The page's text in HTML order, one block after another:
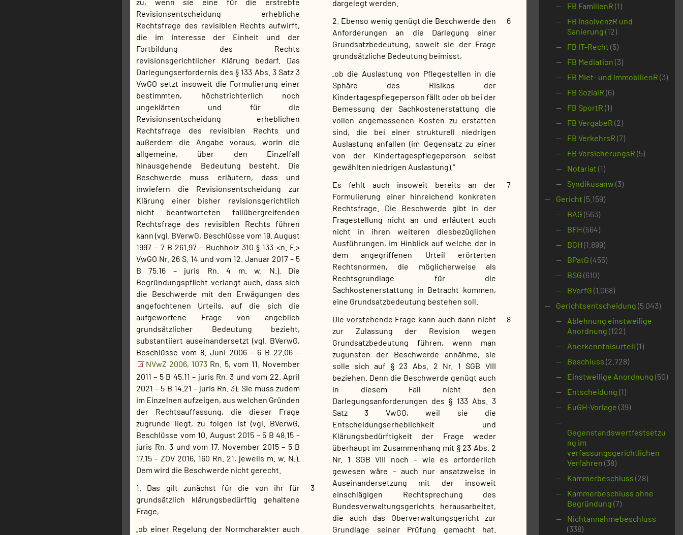
zu, wenn sie eine für die erstrebte
Revisionsentscheidung erhebliche
Rechtsfrage des revisiblen Rechts aufwirft,
die im Interesse der Einheit und der
Fortbildung des Rechts
revisionsgerichtlicher Klärung bedarf. Das
Darlegungserfordernis des § 133 Abs. 3 Satz 3
VwGO setzt insoweit die Formulierung einer
bestimmten, höchstrichterlich noch
ungeklärten und für die
Revisionsentscheidung erheblichen
Rechtsfrage des revisiblen Rechts und
außerdem die Angabe voraus, worin die
allgemeine, über den Einzelfall
hinausgehende Bedeutung besteht. Die
Beschwerde muss erläutern, dass und
inwiefern die Revisionsentscheidung zur
Klärung einer bisher revisionsgerichtlich
nicht beantworteten fallübergreifenden
Rechtsfrage des revisiblen Rechts führen
kann (vgl. BVerwG, Beschlüsse vom 19. August
1997 – 7 B 261.97 – Buchholz 310 § 133 <n. F.>
VwGO Nr. 26 S. 14 und vom 12. Januar 2017 – 5
B 75.16 – juris Rn. 4 m. w. N.). Die
Begründungspflicht verlangt auch, dass sich
die Beschwerde mit den Erwägungen des
angefochtenen Urteils, auf die sich die
aufgeworfene Frage von angeblich
grundsätzlicher Bedeutung bezieht,
substantiiert auseinandersetzt (vgl. BVerwG,
Beschlüsse vom 8. Juni 2006 – 6 B 22.06 –
NVwZ 2006, 1073 Rn. 5, vom 11. November
2011 – 5 B 45.11 – juris Rn. 3 und vom 22. April
2021 – 5 B 14.21 – juris Rn. 3). Sie muss zudem
im Einzelnen aufzeigen, aus welchen Gründen
der Rechtsauffassung, die dieser Frage
zugrunde liegt, zu folgen ist (vgl. BVerwG,
Beschlüsse vom 10. August 2015 – 5 B 48.15 –
juris Rn. 3 und vom 17. November 2015 – 5 B
17.15 – ZOV 2016, 160 Rn. 21, jeweils m. w. N.).
Dem wird die Beschwerde nicht gerecht.
3
1. Das gilt zunächst für die von ihr für
grundsätzlich klärungsbedürftig gehaltene
Frage,
„ob einer Regelung der Normcharakter auch
dargelegt werden.
6
2. Ebenso wenig genügt die Beschwerde den
Anforderungen an die Darlegung einer
Grundsatzbedeutung, soweit sie der Frage
grundsätzliche Bedeutung beimisst,
„ob die Auslastung von Pflegestellen in die
Sphäre des Risikos der
Kindertagespflegeperson fällt oder ob bei der
Bemessung der Sachkostenerstattung die
vollen angemessenen Kosten zu erstatten
sind, die bei einer strukturell niedrigen
Auslastung anfallen (im Gegensatz zu einer
von der Kindertagespflegeperson selbst
gewählten niedrigen Auslastung).“
7
Es fehlt auch insoweit bereits an der
Formulierung einer hinreichend konkreten
Rechtsfrage. Die Beschwerde gibt in der
Fragestellung nicht an und erläutert auch
nicht in ihren weiteren diesbezüglichen
Ausführungen, im Hinblick auf welche der in
dem angegriffenen Urteil erörterten
Rechtsnormen, die möglicherweise als
Rechtsgrundlage für die
Sachkostenerstattung in Betracht kommen,
eine Grundsatzbedeutung bestehen soll.
8
Die vorstehende Frage kann auch dann nicht
zur Zulassung der Revision wegen
Grundsatzbedeutung führen, wenn man
zugunsten der Beschwerde annähme, sie
solle sich auf § 23 Abs. 2 Nr. 1 SGB VIII
beziehen. Denn die Beschwerde genügt auch
in diesem Fall nicht den
Darlegungsanforderungen des § 133 Abs. 3
Satz 3 VwGO, weil sie die
Entscheidungserheblichkeit und
Klärungsbedürftigkeit der Frage weder
überhaupt im Zusammenhang mit § 23 Abs. 2
Nr. 1 SGB VIII noch – wie es erforderlich
gewesen wäre – auch nur ansatzweise in
Auseinandersetzung mit der insoweit
einschlägigen Rechtsprechung des
Bundesverwaltungsgerichts herausarbeitet,
die auch das Oberverwaltungsgericht zur
Grundlage seiner Prüfung gemacht hat.
FB FamilienR (1)
FB InsolvenzR und
Sanierung (12)
FB IT-Recht (5)
FB Mediation (3)
FB Miet- und ImmobilienR (3)
FB SozialR (6)
FB SportR (1)
FB VergabeR (2)
FB VerkehrsR (7)
FB VersicherungsR (5)
Notariat (1)
Syndikusanw (3)
Gericht (5.159)
BAG (563)
BFH (564)
BGH (1.899)
BPatG (455)
BSG (610)
BVerfG (1.068)
Gerichtsentscheidung (5.043)
Ablehnung einstweilige
Anordnung (122)
Anerkenntnisurteil (1)
Beschluss (2.728)
Einstweilige Anordnung (50)
Entscheidung (1)
EuGH-Vorlage (39)
Gegenstandswertfestsetzu
ng im
verfassungsgerichtlichen
Verfahren (38)
Kammerbeschluss (28)
Kammerbeschluss ohne
Begründung (7)
Nichtannahmebeschluss
(338)